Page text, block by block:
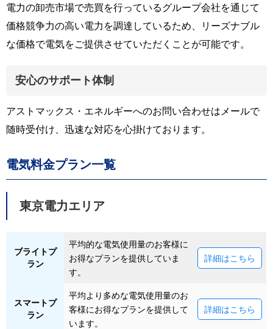
電力の卸売市場で売買を行っているグループ会社を通じて
価格競争力の高い電力を調達しているため、リーズナブル
な価格で電気をご提供させていただくことが可能です。
安心のサポート体制
アストマックス・エネルギーへのお問い合わせはメールで
随時受付け、迅速な対応を心掛けております。
電気料金プラン一覧
東京電力エリア
ブライトプ
ラン
平均的な電気使用量のお客様に
お得なプランを提供していま
す。
詳細はこちら
スマートプ
ラン
平均より多めな電気使用量のお
客様にお得なプランを提供して
います。
詳細はこちら